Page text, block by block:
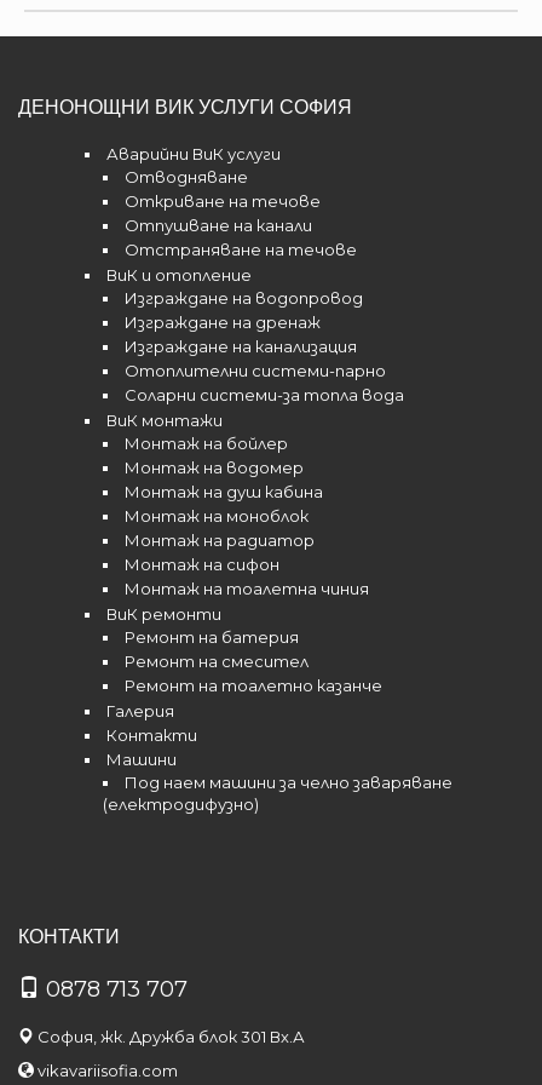
ДЕНОНОЩНИ ВИК УСЛУГИ СОФИЯ
Аварийни ВиК услуги
Отводняване
Откриване на течове
Отпушване на канали
Отстраняване на течове
ВиК и отопление
Изграждане на водопровод
Изграждане на дренаж
Изграждане на канализация
Отоплителни системи-парно
Соларни системи-за топла вода
ВиК монтажи
Монтаж на бойлер
Монтаж на водомер
Монтаж на душ кабина
Монтаж на моноблок
Монтаж на радиатор
Монтаж на сифон
Монтаж на тоалетна чиния
ВиК ремонти
Ремонт на батерия
Ремонт на смесител
Ремонт на тоалетно казанче
Галерия
Контакти
Машини
Под наем машини за челно заваряване
(електродифузно)
КОНТАКТИ
0878 713 707
София, жк. Дружба блок 301 Вх.А
vikavariisofia.com